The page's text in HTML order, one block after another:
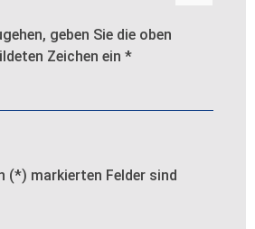
geben Sie die oben
Zeichen ein *
(*) markierten Felder sind